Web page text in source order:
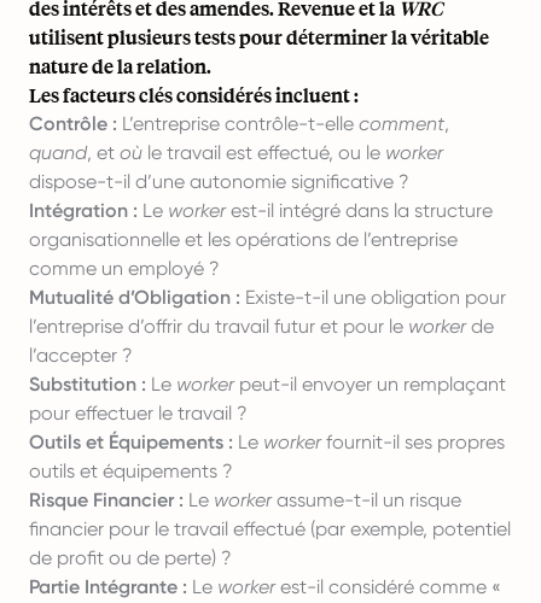
des intérêts et des amendes. Revenue et la WRC
utilisent plusieurs tests pour déterminer la véritable
nature de la relation.
Les facteurs clés considérés incluent :
Contrôle : L’entreprise contrôle-t-elle comment,
quand, et où le travail est effectué, ou le worker
dispose-t-il d’une autonomie significative ?
Intégration : Le workerest-il intégré dans la structure
organisationnelle et les opérations de l’entreprise
comme un employé ?
Mutualité d’Obligation : Existe-t-il une obligation pour
l’entreprise d’offrir du travail futur et pour le workerde
l’accepter ?
Substitution : Le workerpeut-il envoyer un remplaçant
pour effectuer le travail ?
Outils et Équipements : Le workerfournit-il ses propres
outils et équipements ?
Risque Financier : Le workerassume-t-il un risque
financier pour le travail effectué (par exemple, potentiel
de profit ou de perte) ?
Partie Intégrante : Le workerest-il considéré comme «